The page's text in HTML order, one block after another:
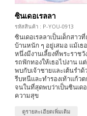
ซินเดอเรลลา
รหัสสินค้า : P-YOU-0913
ซินเดอเรลลาเป็นเด็กสาว
บ้านหนัก ๆ อยู่เสมอ แม้เ
หนึ่งมีงานเลี้ยงที่พระราช
รถฟักทองให้เธอไปงาน แ
พบกับเจ้าชายและเต้นรำ
รีบหนีและทำรองเท้าแก้วต
จนในที่สุดพบว่าเป็นซินเด
ความสุข
ดูรายละเอียดเพิ่มเติม